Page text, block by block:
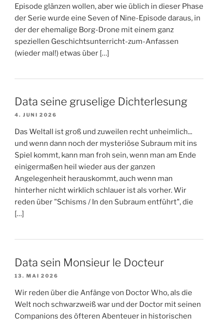
Episode glänzen wollen, aber wie üblich in dieser Phase
der Serie wurde eine Seven of Nine-Episode daraus, in
der der ehemalige Borg-Drone mit einem ganz
speziellen Geschichtsunterricht-zum-Anfassen
(wieder mal!) etwas über […]
Data seine gruselige Dichterlesung
4. JUNI 2026
Das Weltall ist groß und zuweilen recht unheimlich...
und wenn dann noch der mysteriöse Subraum mit ins
Spiel kommt, kann man froh sein, wenn man am Ende
einigermaßen heil wieder aus der ganzen
Angelegenheit herauskommt, auch wenn man
hinterher nicht wirklich schlauer ist als vorher. Wir
reden über "Schisms / In den Subraum entführt", die
[…]
Data sein Monsieur le Docteur
13. MAI 2026
Wir reden über die Anfänge von Doctor Who, als die
Welt noch schwarzweiß war und der Doctor mit seinen
Companions des öfteren Abenteuer in historischen